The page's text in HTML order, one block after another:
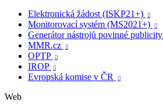
Elektronická žádost (ISKP21+)

Monitorovací systém (MS2021+) 
Generátor nástrojů povinné publicity
MMR.cz 
OPTP 
IROP 
Evropská komise v ČR 
Web